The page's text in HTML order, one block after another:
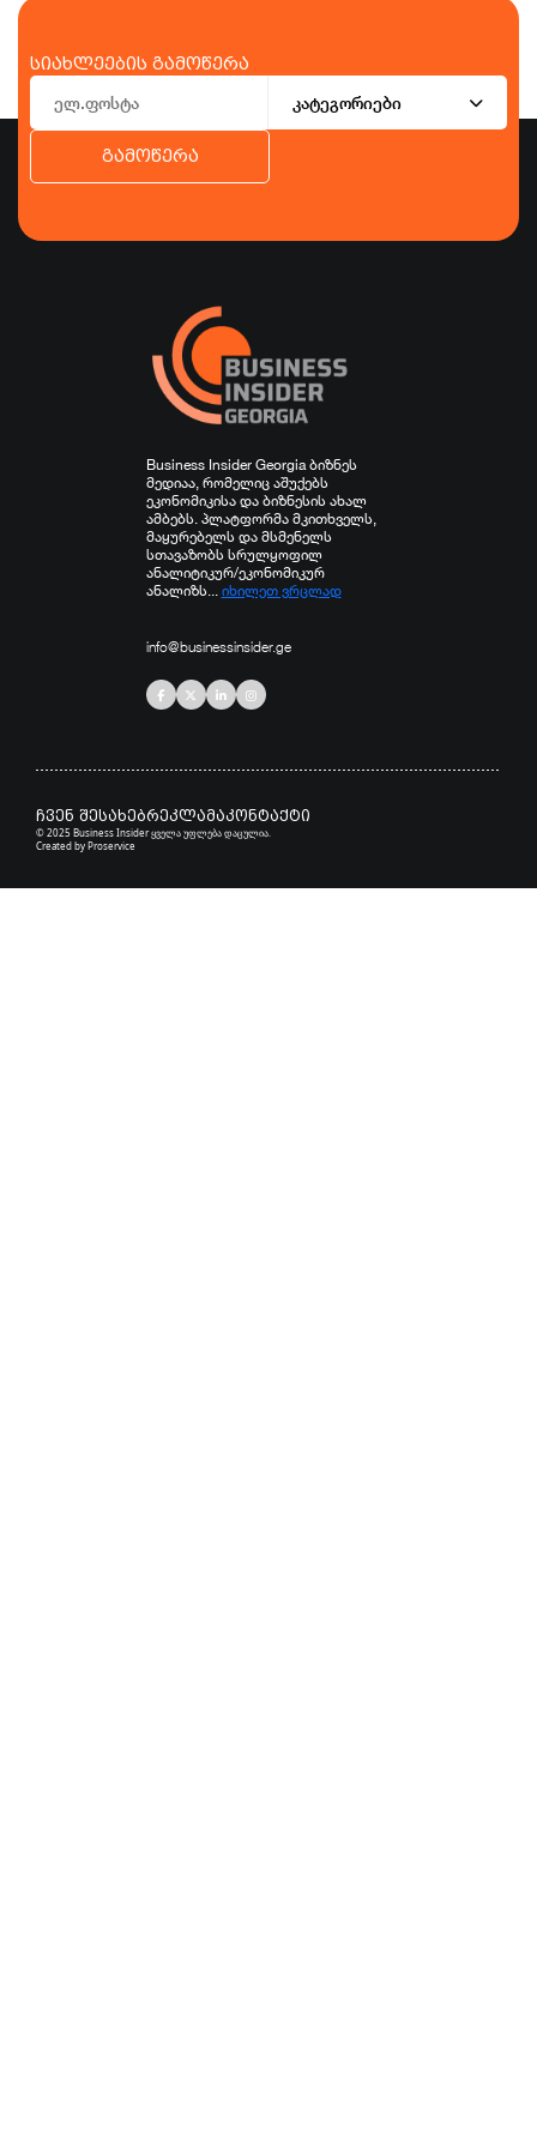
სიახლეების გამოწერა
კატეგორიები
გამოწერა
Business Insider Georgia ბიზნეს
მედიაა, რომელიც აშუქებს
ეკონომიკისა და ბიზნესის ახალ
ამბებს. პლატფორმა მკითხველს,
მაყურებელს და მსმენელს
სთავაზობს სრულყოფილ
ანალიტიკურ/ეკონომიკურ
ანალიზს... იხილეთ ვრცლად
info@businessinsider.ge
ჩვენ შესახებრეკლამაკონტაქტი
© 2025 Business Insider ყველა უფლება დაცულია.
Created byProservice